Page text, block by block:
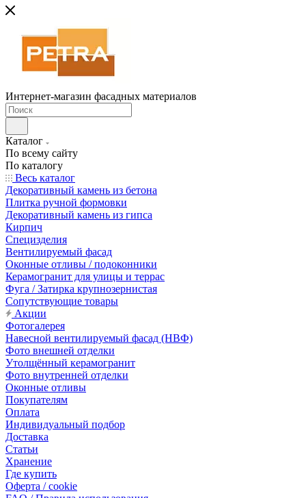
Интернет-магазин фасадных материалов
Каталог
По всему сайту
По каталогу
Весь каталог
Декоративный камень из бетона
Плитка ручной формовки
Декоративный камень из гипса
Кирпич
Специзделия
Вентилируемый фасад
Оконные отливы / подоконники
Керамогранит для улицы и террас
Фуга / Затирка крупнозернистая
Сопутствующие товары
Акции
Фотогалерея
Навесной вентилируемый фасад (НВФ)
Фото внешней отделки
Утолщённый керамогранит
Фото внутренней отделки
Оконные отливы
Покупателям
Оплата
Индивидуальный подбор
Доставка
Статьи
Хранение
Где купить
Оферта / cookie